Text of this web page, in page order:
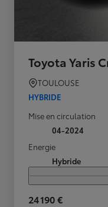
Toyota Yaris
TOULOUSE
HYBRIDE
Mise en circulation
04-2024
Energie
Hybride
24 190 €